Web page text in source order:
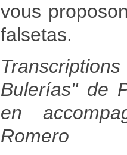
vous
falsetas.
Bulerías" de
en
Romero